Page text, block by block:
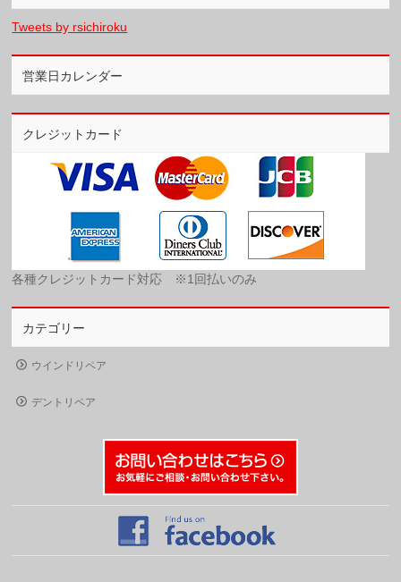
Tweets by rsichiroku
営業日カレンダー
クレジットカード
各種クレジットカード対応 ※1回払いのみ
カテゴリー
ウインドリペア
デントリペア